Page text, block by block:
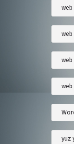
web
web
web
web
yüz